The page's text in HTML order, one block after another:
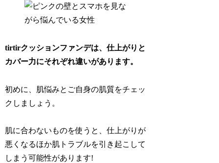
tirtirクッションファンデは、仕上がりと
カバー力にそれぞれ違いがあります。
初めに、肌悩みとご自身の肌質をチェッ
クしましょう。
肌に合わないものを使うと、仕上がりが
悪くなるほか肌トラブルを引き起こして
しまう可能性があります!